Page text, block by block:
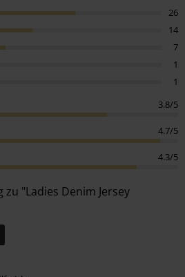
26
14
7
1
1
3.8/5
4.7/5
4.3/5
"Ladies Denim Jersey